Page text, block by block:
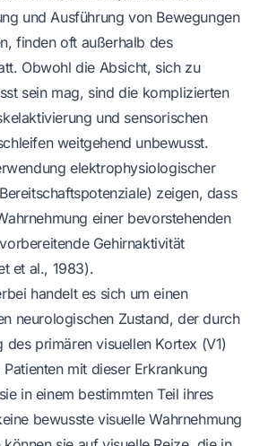
und Ausführung von Bewegungen
finden oft außerhalb des
Obwohl die Absicht, sich zu
sein mag, sind die komplizierten
und sensorischen
weitgehend unbewusst.
elektrophysiologischer
zeigen, dass
einer bevorstehenden
Gehirnaktivität
et al., 1983).
handelt es sich um einen
neurologischen Zustand, der durch
des primären visuellen Kortex (V1)
mit dieser Erkrankung
in einem bestimmten Teil ihres
bewusste visuelle Wahrnehmung